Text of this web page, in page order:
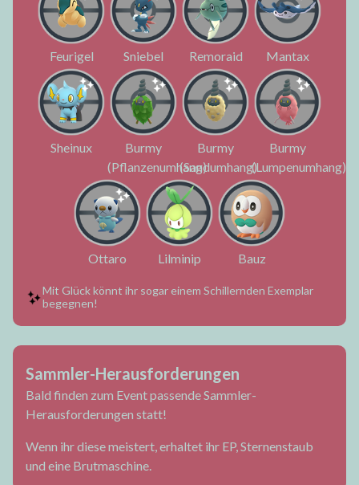
Feurigel Sniebel Remoraid Mantax
Sheinux
Burmy
(Pflanzenumhang)
Burmy
(Sandumhang)
Burmy
(Lumpenumhang)
Ottaro Lilminip Bauz
Mit Glück könnt ihr sogar einem Schillernden Exemplar
begegnen!
Sammler-Herausforderungen
Bald finden zum Event passende Sammler-
Herausforderungen statt!
Wenn ihr diese meistert, erhaltet ihr EP, Sternenstaub
und eine Brutmaschine.